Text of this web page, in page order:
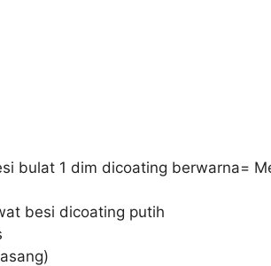
bulat 1 dim dicoating berwarna=
besi dicoating putih